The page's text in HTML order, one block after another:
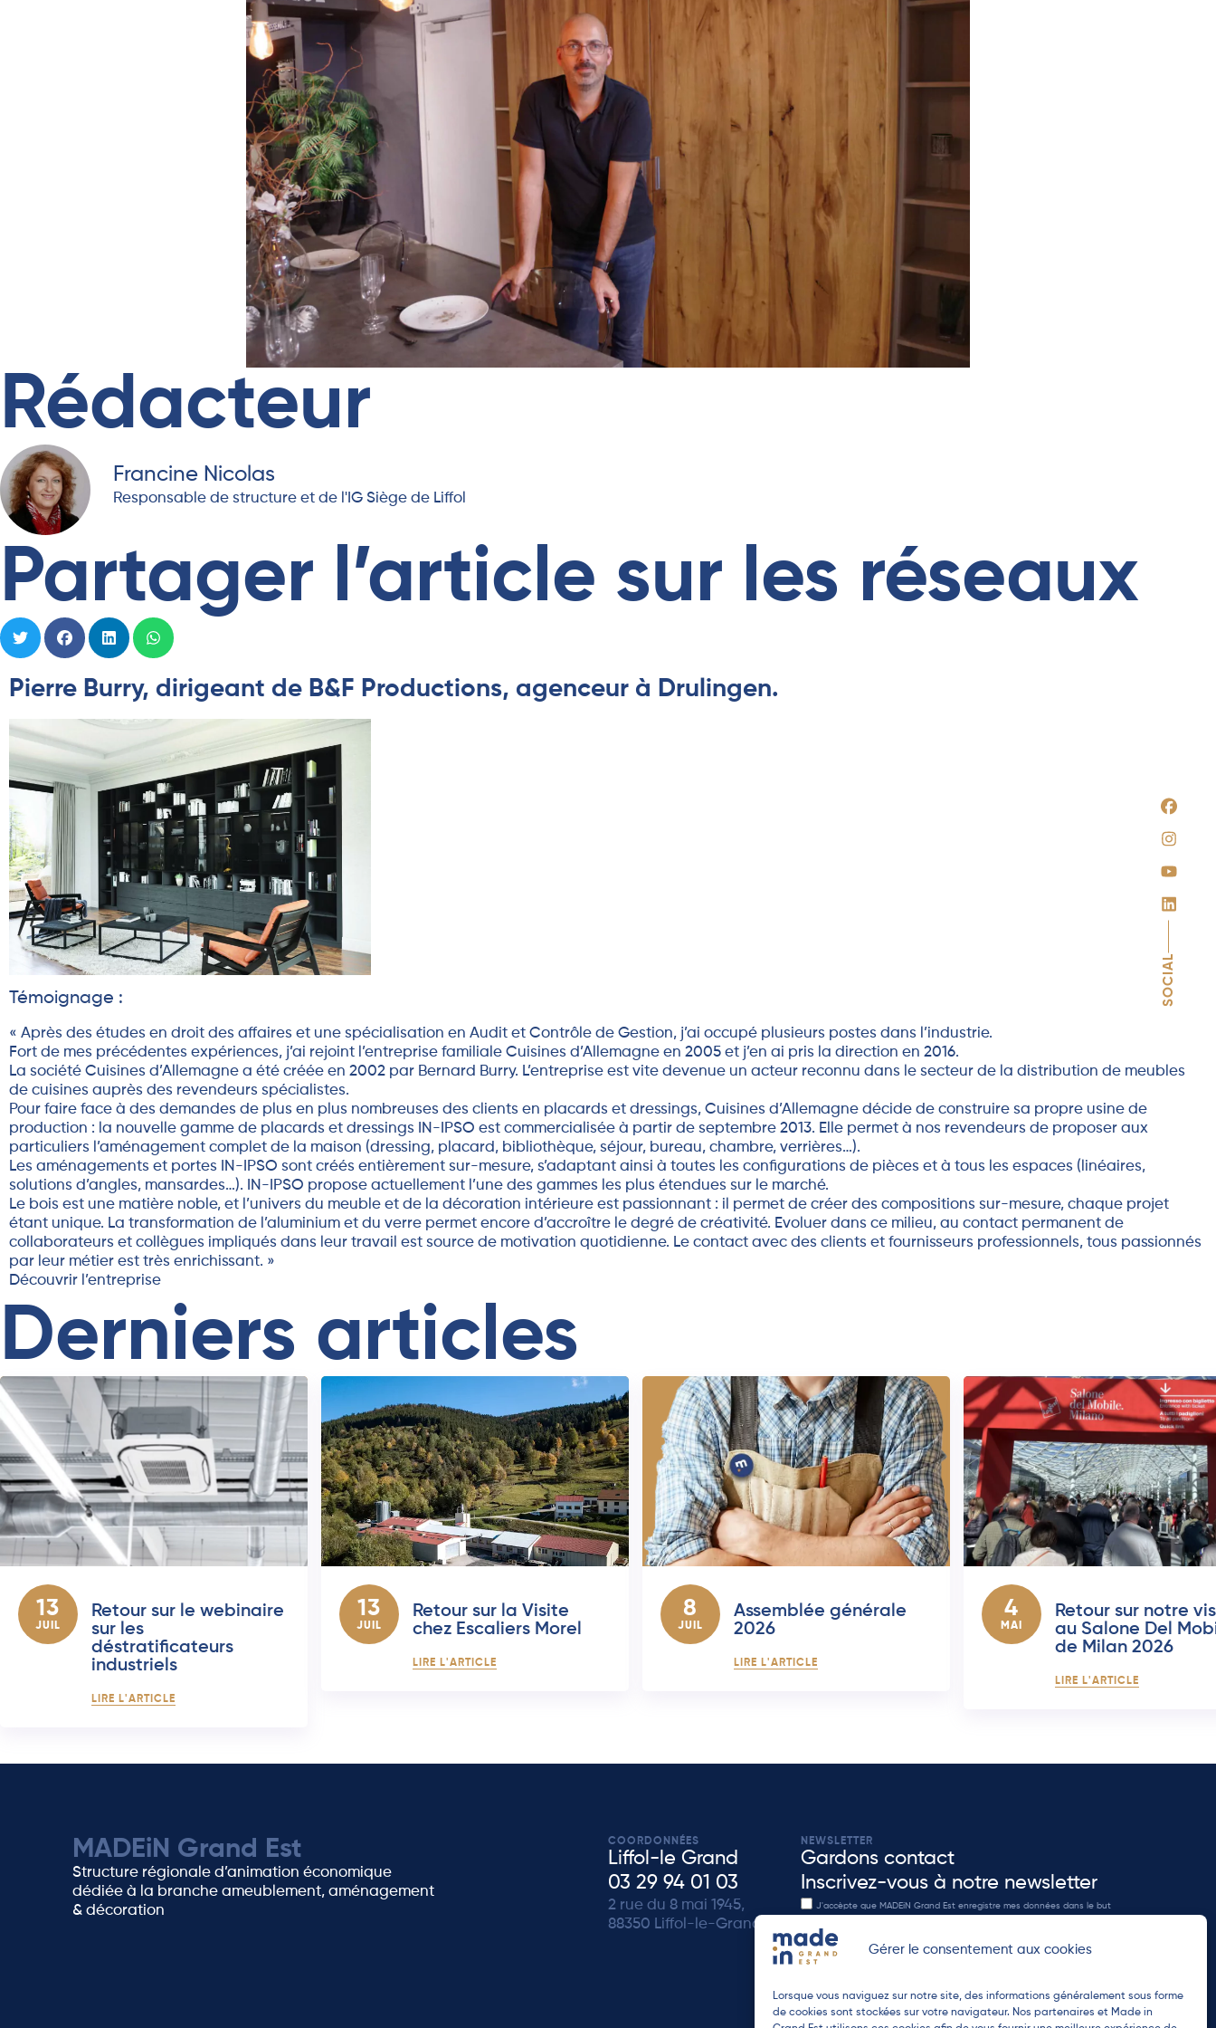
Gérer le consentement aux cookies
Lorsque vous naviguez sur notre site, des informations généralement sous forme
de cookies sont stockées sur votre navigateur. Nos partenaires et Made in
Rédacteur
Francine Nicolas
Responsable de structure et de l'IG Siège de Liffol
Partager l’article sur les réseaux
Pierre Burry, dirigeant de B&F Productions, agenceur à Drulingen.
Témoignage :
« Après des études en droit des affaires et une spécialisation en Audit et Contrôle de Gestion, j’ai occupé plusieurs postes dans l’industrie.
Fort de mes précédentes expériences, j’ai rejoint l’entreprise familiale Cuisines d’Allemagne en 2005 et j’en ai pris la direction en 2016.
La société Cuisines d’Allemagne a été créée en 2002 par Bernard Burry. L’entreprise est vite devenue un acteur reconnu dans le secteur de la distribution de meubles
de cuisines auprès des revendeurs spécialistes.
Pour faire face à des demandes de plus en plus nombreuses des clients en placards et dressings, Cuisines d’Allemagne décide de construire sa propre usine de
production : la nouvelle gamme de placards et dressings IN-IPSO est commercialisée à partir de septembre 2013. Elle permet à nos revendeurs de proposer aux
particuliers l’aménagement complet de la maison (dressing, placard, bibliothèque, séjour, bureau, chambre, verrières…).
Les aménagements et portes IN-IPSO sont créés entièrement sur-mesure, s’adaptant ainsi à toutes les configurations de pièces et à tous les espaces (linéaires,
solutions d’angles, mansardes…). IN-IPSO propose actuellement l’une des gammes les plus étendues sur le marché.
Le bois est une matière noble, et l’univers du meuble et de la décoration intérieure est passionnant : il permet de créer des compositions sur-mesure, chaque projet
étant unique. La transformation de l’aluminium et du verre permet encore d’accroître le degré de créativité. Evoluer dans ce milieu, au contact permanent de
collaborateurs et collègues impliqués dans leur travail est source de motivation quotidienne. Le contact avec des clients et fournisseurs professionnels, tous passionnés
par leur métier est très enrichissant. »
Découvrir l’entreprise
Derniers articles
13
JUIL
Retour sur le webinaire
sur les
déstratificateurs
industriels
LIRE L'ARTICLE
13
JUIL
Retour sur la Visite
chez Escaliers Morel
LIRE L'ARTICLE
8
JUIL
Assemblée générale
2026
LIRE L'ARTICLE
4
MAI
Retour sur notre
au Salone Del
de Milan 2026
LIRE L'ARTICLE
SOCIAL
MADEiN Grand Est
Structure régionale d’animation économique
dédiée à la branche ameublement, aménagement
& décoration
COORDONNÉES
Liffol-le Grand
03 29 94 01 03
2 rue du 8 mai 1945,
88350 Liffol-le-Grand
NEWSLETTER
Gardons contact
Inscrivez-vous à notre newsletter
J'accèpte que MADEiN Grand Est enregistre mes données dans le but